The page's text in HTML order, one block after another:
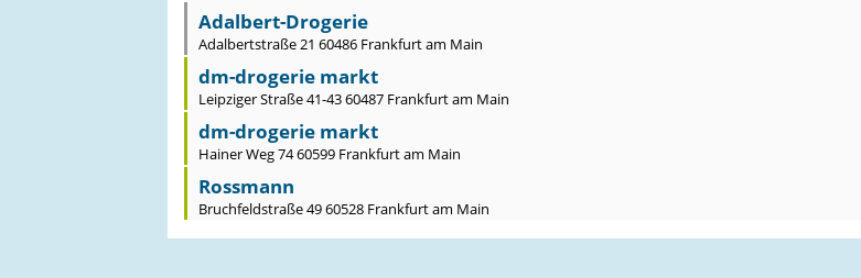
Adalbert-Drogerie
Adalbertstraße 21 60486 Frankfurt am Main
dm-drogerie markt
Leipziger Straße 41-43 60487 Frankfurt am Main
dm-drogerie markt
Hainer Weg 74 60599 Frankfurt am Main
Rossmann
Bruchfeldstraße 49 60528 Frankfurt am Main